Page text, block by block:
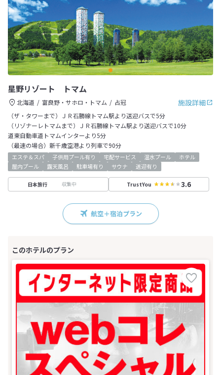
星野リゾート トマム
施設詳細
北海道 富良野・サホロ・トマム
占冠
（ザ・タワーまで）ＪＲ石勝線トマム駅より送迎バスで5分
（リゾナーレトマムまで）ＪＲ石勝線トマム駅より送迎バスで10分
道東自動車道トマムインターより5分
（最速の場合）新千歳空港より列車で90分
エステ＆スパ 子供用プール有り 宅配サービス 温水プール
ホテル
屋内プール
露天風呂 駐車場有り サウナ 送迎有り
日本旅行 収集中 TrustYou 3.6
航空＋宿泊プラン